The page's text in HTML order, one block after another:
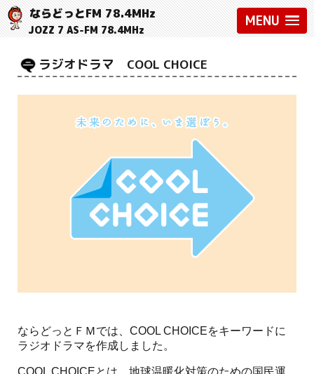
MENU
ならどっとFM 78.4MHz
JOZZ 7 AS-FM 78.4MHz
ラジオドラマ COOL CHOICE
ならどっとＦＭでは、COOL CHOICEをキーワードに
ラジオドラマを作成しました。
COOL CHOICEとは、地球温暖化対策のための国民運